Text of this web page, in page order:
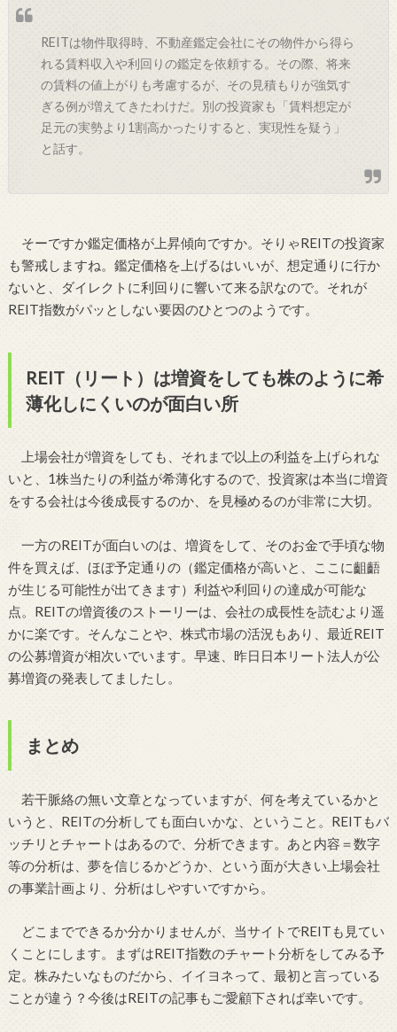
REITは物件取得時、不動産鑑定会社にその物件から得ら
れる賃料収入や利回りの鑑定を依頼する。その際、将来
の賃料の値上がりも考慮するが、その見積もりが強気す
ぎる例が増えてきたわけだ。別の投資家も「賃料想定が
足元の実勢より1割高かったりすると、実現性を疑う」
と話す。
そーですか鑑定価格が上昇傾向ですか。そりゃREITの投資家
も警戒しますね。鑑定価格を上げるはいいが、想定通りに行か
ないと、ダイレクトに利回りに響いて来る訳なので。それが
REIT指数がパッとしない要因のひとつのようです。
REIT（リート）は増資をしても株のように希
薄化しにくいのが面白い所
上場会社が増資をしても、それまで以上の利益を上げられな
いと、1株当たりの利益が希薄化するので、投資家は本当に増資
をする会社は今後成長するのか、を見極めるのが非常に大切。
一方のREITが面白いのは、増資をして、そのお金で手頃な物
件を買えば、ほぼ予定通りの（鑑定価格が高いと、ここに齟齬
が生じる可能性が出てきます）利益や利回りの達成が可能な
点。REITの増資後のストーリーは、会社の成長性を読むより遥
かに楽です。そんなことや、株式市場の活況もあり、最近REIT
の公募増資が相次いでいます。早速、昨日日本リート法人が公
募増資の発表してましたし。
まとめ
若干脈絡の無い文章となっていますが、何を考えているかと
いうと、REITの分析しても面白いかな、ということ。REITもバ
ッチリとチャートはあるので、分析できます。あと内容＝数字
等の分析は、夢を信じるかどうか、という面が大きい上場会社
の事業計画より、分析はしやすいですから。
どこまでできるか分かりませんが、当サイトでREITも見てい
くことにします。まずはREIT指数のチャート分析をしてみる予
定。株みたいなものだから、イイヨネって、最初と言っている
ことが違う？今後はREITの記事もご愛顧下されば幸いです。